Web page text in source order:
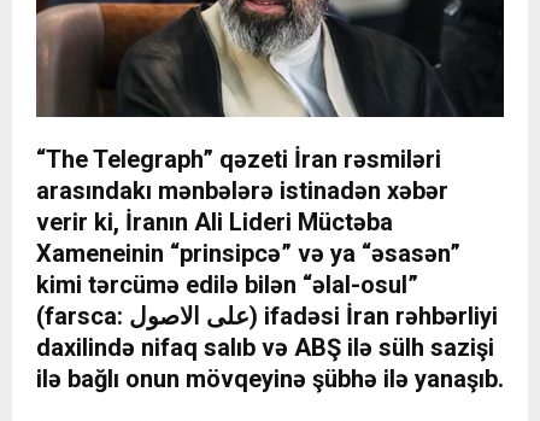
“The Telegraph” qəzeti İran rəsmiləri
arasındakı mənbələrə istinadən xəbər
verir ki, İranın Ali Lideri Müctəba
Xameneinin “prinsipcə” və ya “əsasən”
kimi tərcümə edilə bilən “əlal-osul”
(farsca: علی الاصول) ifadəsi İran rəhbərliyi
daxilində nifaq salıb və ABŞ ilə sülh sazişi
ilə bağlı onun mövqeyinə şübhə ilə yanaşıb.